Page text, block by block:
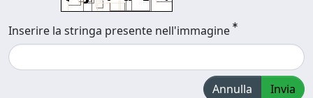
Inserire la stringa presente nell'immagine
Annulla Invia